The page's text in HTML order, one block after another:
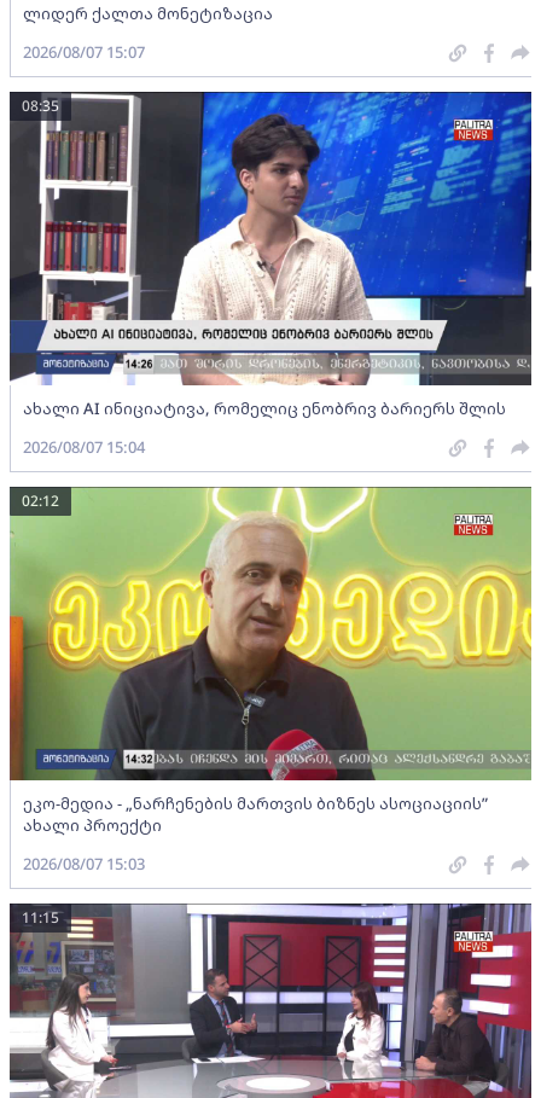
ლიდერ ქალთა მონეტიზაცია
2026/08/07 15:07
ახალი AI ინიციატივა, რომელიც ენობრივ ბარიერს შლის
08:35
2026/08/07 15:04
ეკო-მედია - „ნარჩენების მართვის ბიზნეს ასოციაციის”
ახალი პროექტი
02:12
2026/08/07 15:03
11:15